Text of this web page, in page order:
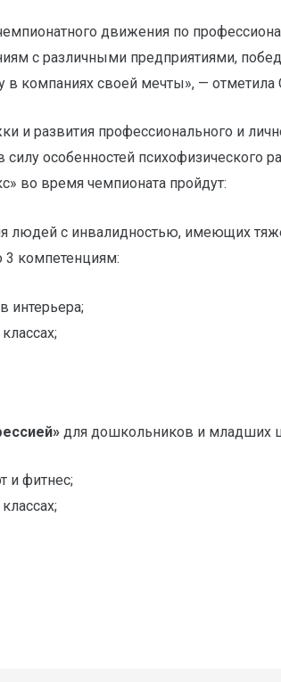
движения по
с различными предприятиями,
компаниях своей мечты», — отметила
и развития профессионального и
особенностей психофизического
во время чемпионата пройдут:
людей с инвалидностью, имеющих
3 компетенциям:
интерьера;
для дошкольников и младших
и фитнес;